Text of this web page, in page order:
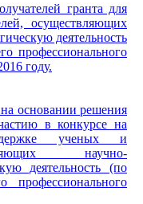
гранта для
осуществляющих
деятельность
профессионального
году.
основании решения
в конкурсе на
ученых и
научно-
деятельность (по